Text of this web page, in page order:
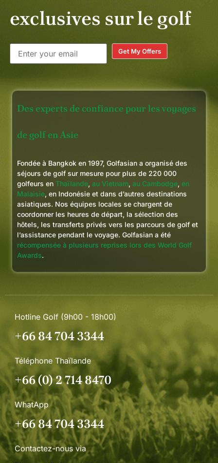
recommande vivement Golfasian
à tous ceux qui envisagent de
passer des vacances golfiques en
Thaïlande !
exclusives sur le golf
Get My Offers
Des experts de confiance pour les voyages
de golf en Asie
Fondée à Bangkok en 1997, Golfasian a organisé des
séjours de golf sur mesure pour plus de 220 000
golfeurs en Thaïlande, au Vietnam, au Cambodge, en
Malaisie, en Indonésie et dans d’autres destinations
asiatiques. Nos équipes locales se chargent de
coordonner les heures de départ, la sélection des
hôtels, les transferts privés vers les parcours de golf et
l’assistance pendant le voyage. Golfasian a été
récompensée à plusieurs reprises lors des World Golf
Awards.
Hotline Golf (9h00 - 18h00)
+66 84 704 3344
Téléphone Thaïlande
+66 (0) 2 714 8470
WhatApp
+66 84 704 3344
Contactez-nous via